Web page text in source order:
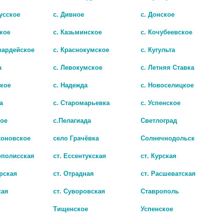
Показать все
с. Дивное
с. Донское
с. Казьминское
с. Кочубеевское
с. Краснокумское
с. Кугульта
с. Левокумское
с. Летняя Ставка
с. Надежда
с. Новоселицкое
с. Старомарьевка
с. Успенское
с.Пелагиада
Светлоград
село Грачёвка
Солнечнодольск
ст. Ессентукская
ст. Курская
ст. Отрадная
ст. Расшеватская
ст. Суворовская
Ставрополь
Тищенское Успенское